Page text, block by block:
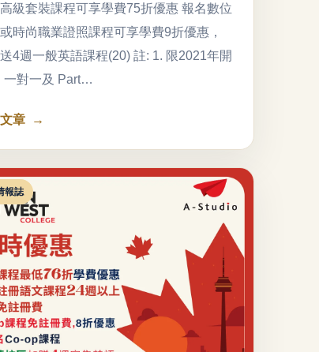
級套裝課程可享學費75折優惠 報名數位
時尚職業證照課程可享學費9折優惠，
4週一般英語課程(20) 註: 1. 限2021年開
一對一及 Part…
章
報誌